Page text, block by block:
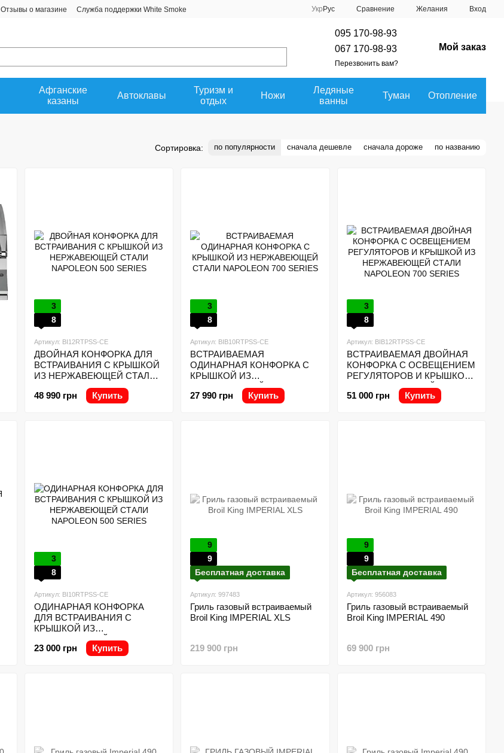
Отзывы о магазине
Служба поддержки White Smoke
Укр Рус Сравнение Желания Вход
095 170-98-93
067 170-98-93
Перезвонить вам?
Мой заказ
Афганские
казаны
Автоклавы
Туризм и
отдых
Ножи
Ледяные
ванны
Туман Отопление
Сортировка: по популярности сначала дешевле сначала дороже по названию
3
8
Артикул: BI12RTPSS-CE
ДВОЙНАЯ КОНФОРКА ДЛЯ
ВСТРАИВАНИЯ С КРЫШКОЙ
ИЗ НЕРЖАВЕЮЩЕЙ СТАЛИ
NAPOLEON 500 SERIES
48 990 грн
Купить
3
8
Артикул: BIB10RTPSS-CE
ВСТРАИВАЕМАЯ
ОДИНАРНАЯ КОНФОРКА С
КРЫШКОЙ ИЗ
НЕРЖАВЕЮЩЕЙ СТАЛИ
NAPOLEON 700 SERIES
27 990 грн Купить
3
8
Артикул: BIB12RTPSS-CE
ВСТРАИВАЕМАЯ ДВОЙНАЯ
КОНФОРКА С ОСВЕЩЕНИЕМ
РЕГУЛЯТОРОВ И КРЫШКОЙ
ИЗ НЕРЖАВЕЮЩЕЙ СТАЛИ
NAPOLEON 700 SERIES
51 000 грн Купить
3
8
Артикул: BI10RTPSS-CE
ОДИНАРНАЯ КОНФОРКА
ДЛЯ ВСТРАИВАНИЯ С
КРЫШКОЙ ИЗ
НЕРЖАВЕЮЩЕЙ СТАЛИ
NAPOLEON 500 SERIES
23 000 грн Купить
9
9
Бесплатная доставка
Артикул: 997483
Гриль газовый встраиваемый
Broil King IMPERIAL XLS
219 900 грн
9
9
Бесплатная доставка
Артикул: 956083
Гриль газовый встраиваемый
Broil King IMPERIAL 490
69 900 грн